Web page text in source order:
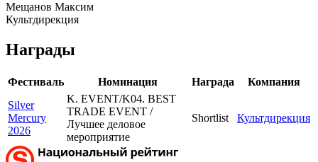
Мещанов Максим
Культдирекция
Награды
Фестиваль Номинация Награда
Компания
Silver
Mercury
2026
K. EVENT/K04. BEST
TRADE EVENT /
Лучшее деловое
мероприятие
Shortlist Культдирекция